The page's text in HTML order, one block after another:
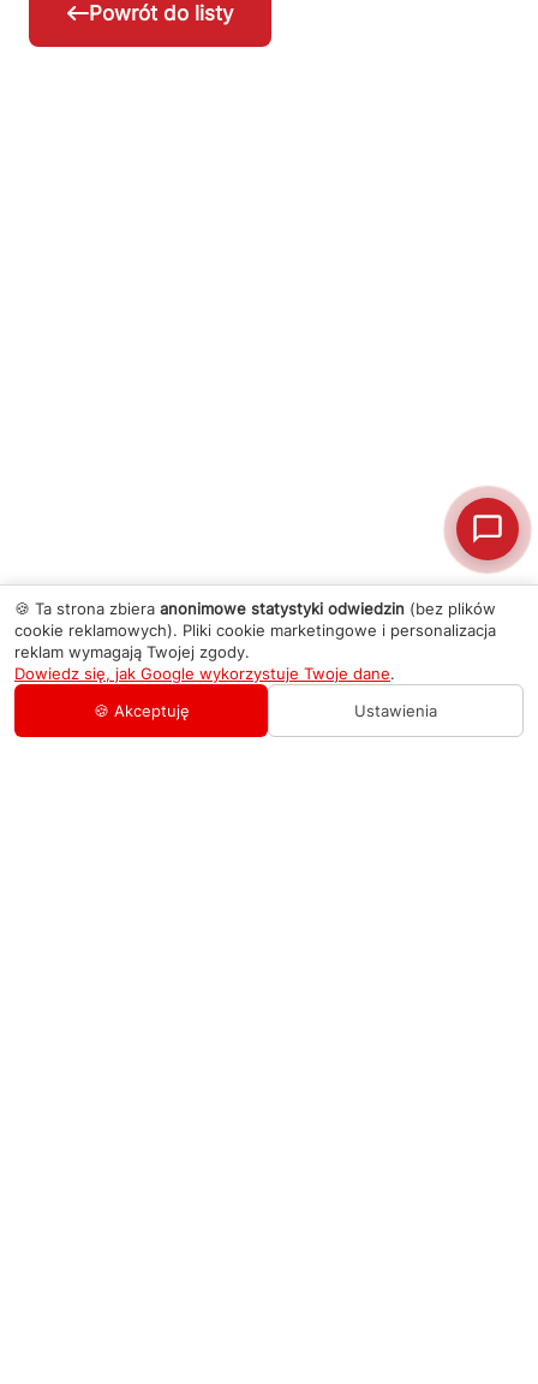
Powrót do listy
🍪 Ta strona zbiera anonimowe statystyki odwiedzin (bez plików
cookie reklamowych). Pliki cookie marketingowe i personalizacja
reklam wymagają Twojej zgody.
Dowiedz się, jak Google wykorzystuje Twoje dane.
🍪 Akceptuję
Ustawienia